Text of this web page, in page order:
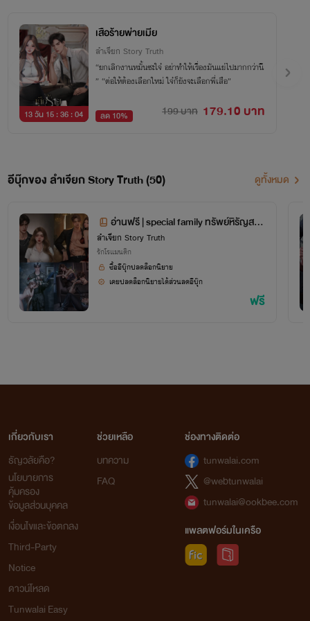
13 วัน 15 : 36 : 04
เสือร้ายพ่ายเมีย
ลำเจียก Story Truth
“ยกเลิกงานหมั้นซะใจ๋ อย่าทำให้เรื่องมันแย่ไปมากกว่านี
้” “ต่อให้ต้องเลือกใหม่ ใจ๋ก็ยังจะเลือกพี่เสือ”
ลด 10% 199 บาท 179.10 บาท
อีบุ๊กของ ลำเจียก Story Truth (50) ดูทั้งหมด
อ่านฟรี | special family ทรัพย์หิรัญสกุ
ล
ลำเจียก Story Truth
รักโรแมนติก
ฟรี
ซื้ออีบุ๊กปลดล็อกนิยาย
เคยปลดล็อกนิยายได้ส่วนลดอีบุ๊ก
เกี่ยวกับเรา
ธัญวลัยคือ?
นโยบายการ
คุ้มครอง
ข้อมูลส่วนบุคคล
เงื่อนไขและข้อตกลง
Third-Party
Notice
ดาวน์โหลด
Tunwalai Easy
ช่วยเหลือ
บทความ
FAQ
ช่องทางติดต่อ
tunwalai.com
@webtunwalai
tunwalai@ookbee.com
แพลตฟอร์มในเครือ